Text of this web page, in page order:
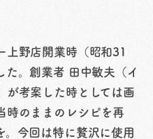
上野店開業時（昭和31
た。創業者 田中敏夫（イ
が考案した時としては画
時のままのレシピを再
。今回は特に贅沢に使用